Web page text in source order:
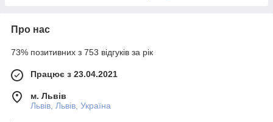
Про нас
73% позитивних з 753 відгуків за рік
Працює з 23.04.2021
м. Львів
Львів, Львів, Україна